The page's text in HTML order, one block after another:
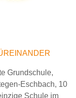
Grundschule,
Eschbach, 10
Schule im